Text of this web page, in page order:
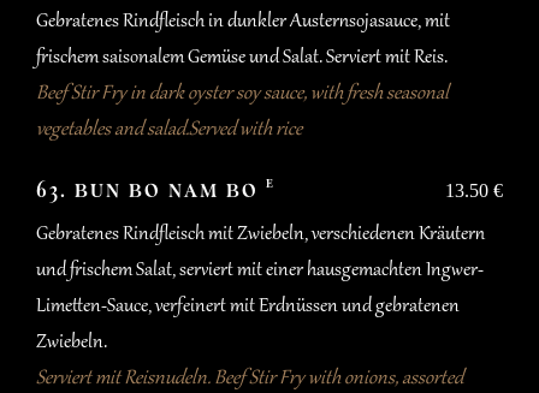
Gebratenes Rindfleisch in dunkler Austernsojasauce, mit
frischem saisonalem Gemüse und Salat. Serviert mit Reis.
Beef Stir Fry in dark oyster soy sauce, with fresh seasonal
vegetables and salad.Served with rice
63. BUN BO NAM BOE 13.50 €
Gebratenes Rindfleisch mit Zwiebeln, verschiedenen Kräutern
und frischem Salat, serviert mit einer hausgemachten Ingwer-
Limetten-Sauce, verfeinert mit Erdnüssen und gebratenen
Zwiebeln.
Serviert mit Reisnudeln. Beef Stir Fry with onions, assorted